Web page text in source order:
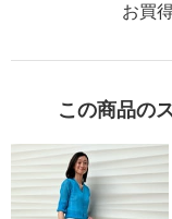
お買
この商品の